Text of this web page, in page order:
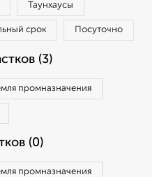
Таунхаусы
срок Посуточно
(3)
промназначения
(0)
промназначения